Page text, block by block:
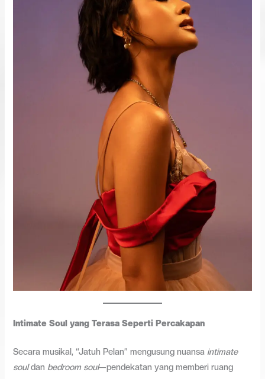
Intimate Soul yang Terasa Seperti Percakapan
Secara musikal, “Jatuh Pelan” mengusung nuansa intimate
souldan bedroom soul—pendekatan yang memberi ruang